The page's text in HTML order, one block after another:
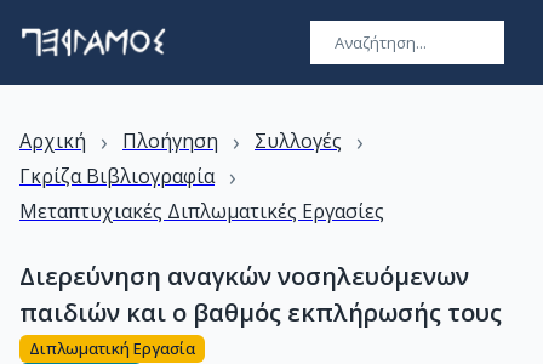
Αρχική › Πλοήγηση › Συλλογές ›
Γκρίζα Βιβλιογραφία ›
Μεταπτυχιακές Διπλωματικές Εργασίες
Διερεύνηση αναγκών νοσηλευόμενων
παιδιών και ο βαθμός εκπλήρωσής τους
Διπλωματική Εργασία